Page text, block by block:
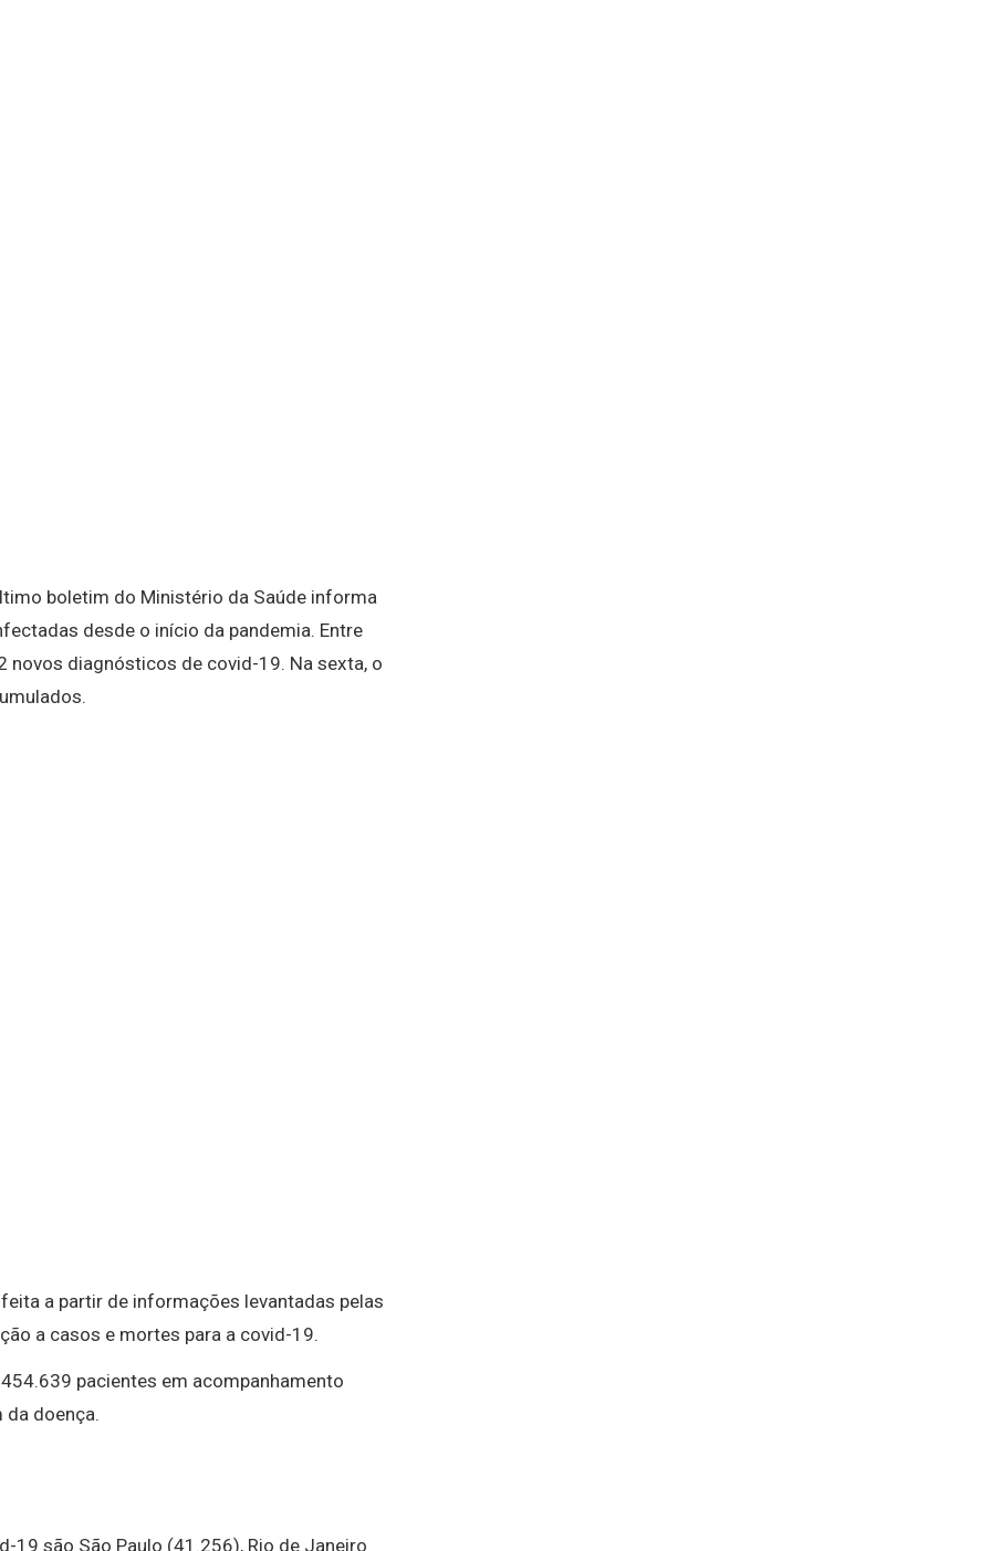
boletim do Ministério da Saúde informa
desde o início da pandemia. Entre
diagnósticos de covid-19. Na sexta, o
a partir de informações levantadas pelas
a casos e mortes para a covid-19.
pacientes em acompanhamento
doença.
são São Paulo (41.256), Rio de Janeiro